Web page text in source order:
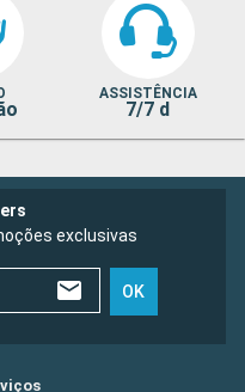
ASSISTÊNCIA
7/7 d
exclusivas
OK